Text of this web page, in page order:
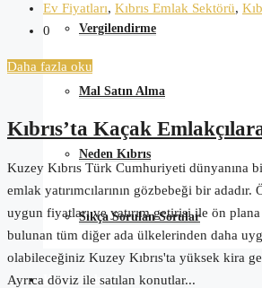
Vergilendirme
Mal Satın Alma
Neden Kıbrıs
Sıkça Sorulan Sorular
Kuzey Kıbrıs
Ev Fiyatları, Kıbrıs Emlak Sektörü,
0
Daha fazla oku
Kıbrıs’ta Kaçak
Kuzey Kıbrıs Türk Cumhuriyeti dünyanına
emlak yatırımcılarının gözbebeği bir
uygun fiyatları ve yatırım getirisi ile ön plana
bulunan tüm diğer ada ülkelerinden daha
olabileceğiniz Kuzey Kıbrıs'ta yüksek kira
Ayrıca döviz ile satılan konutlar...